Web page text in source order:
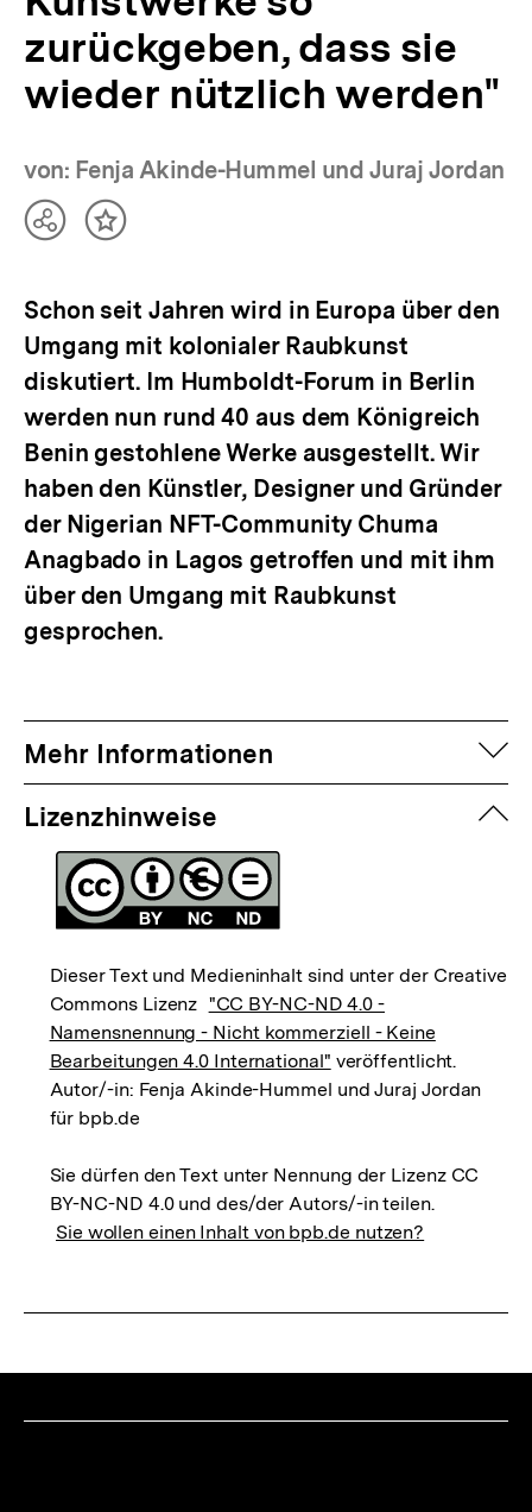
zurückgeben, dass sie
wieder nützlich werden"
von: Fenja Akinde-Hummel und Juraj Jordan
TeilenInhalt
Schon seit Jahren wird in Europa über den
Umgang mit kolonialer Raubkunst
diskutiert. Im Humboldt-Forum in Berlin
werden nun rund 40 aus dem Königreich
Benin gestohlene Werke ausgestellt. Wir
haben den Künstler, Designer und Gründer
der Nigerian NFT-Community Chuma
Anagbado in Lagos getroffen und mit ihm
über den Umgang mit Raubkunst
gesprochen.
Mehr Informationen
Lizenzhinweise
Dieser Text und Medieninhalt sind unter der Creative
Commons Lizenz "CC BY-NC-ND 4.0 -
Namensnennung - Nicht kommerziell - Keine
Bearbeitungen 4.0 International" veröffentlicht.
Autor/-in: Fenja Akinde-Hummel und Juraj Jordan
für bpb.de
Sie dürfen den Text unter Nennung der Lizenz CC
BY-NC-ND 4.0 und des/der Autors/-in teilen.
Sie wollen einen Inhalt von bpb.de nutzen?